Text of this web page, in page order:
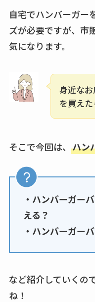
自宅でハンバーガー
ズが必要ですが、市
気になります。
身近な
を買え
そこで今回は、 ハン
・ハンバーガー
える？
・ハンバーガー
など紹介していくの
ね！